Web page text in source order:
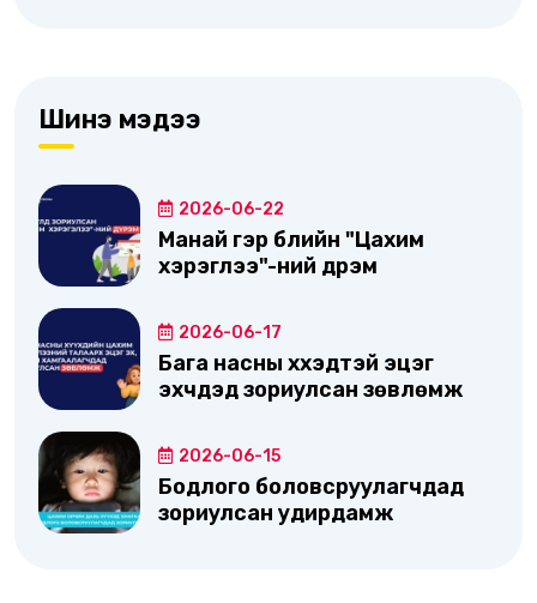
Шинэ мэдээ
2026-06-22
Манай гэр бүлийн "Цахим
хэрэглээ"-ний дүрэм
2026-06-17
Бага насны хүүхэдтэй эцэг
эхчүүдэд зориулсан зөвлөмж
2026-06-15
Бодлого боловсруулагчдад
зориулсан удирдамж